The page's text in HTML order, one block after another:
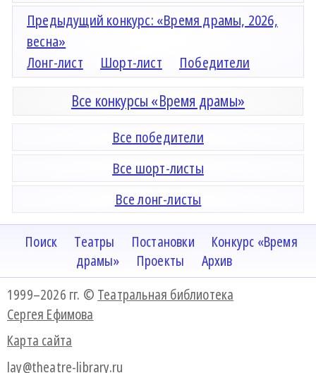
Предыдущий конкурс: «Время драмы, 2026,
весна»
Лонг-лист
Шорт-лист Победители
Все конкурсы «Время драмы»
Все победители
Все шорт-листы
Все лонг-листы
Поиск Театры Постановки
Конкурс «Время
драмы»
Проекты
Архив
1999–2026 гг. © Театральная библиотека
Сергея Ефимова
Карта сайта
lay@theatre-library.ru